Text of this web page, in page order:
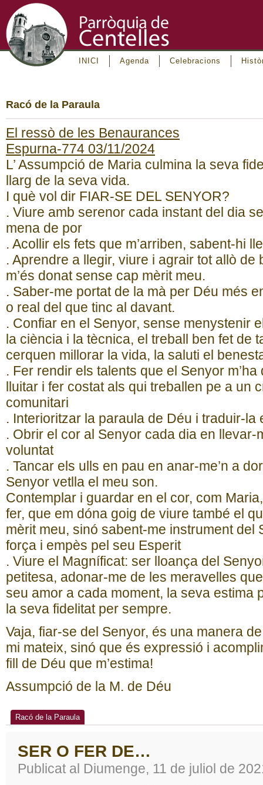
INICI Agenda Celebracions
Racó de la Paraula
El ressò de les Benaurances
Espurna-774 03/11/2024
L’ Assumpció de Maria culmina la seva
llarg de la seva vida.
I què vol dir FIAR-SE DEL SENYOR?
. Viure amb serenor cada instant del dia
mena de por
. Acollir els fets que m’arriben, sabent-hi
. Aprendre a llegir, viure i agrair tot allò de
m’és donat sense cap mèrit meu.
. Saber-me portat de la mà per Déu més
o real del que tinc al davant.
. Confiar en el Senyor, sense menystenir
la ciència i la tècnica, el treball ben fet de
cerquen millorar la vida, la saluti el
. Fer rendir els talents que el Senyor
lluitar i fer costat als qui treballen pe a un
comunitari
. Interioritzar la paraula de Déu i traduir-la
. Obrir el cor al Senyor cada dia en llevar-
voluntat
. Tancar els ulls en pau en anar-me’n a
Senyor vetlla el meu son.
Contemplar i guardar en el cor, com
fer, que em dóna goig de viure també el
mèrit meu, sinó sabent-me instrument del
força i empès pel seu Esperit
. Viure el Magníficat: ser lloança del
petitesa, adonar-me de les meravelles
seu amor a cada moment, la seva estima
la seva fidelitat per sempre.
Vaja, fiar-se del Senyor, és una manera
mi mateix, sinó que és expressió i
fill de Déu que m’estima!
Assumpció de la M. de Déu
Racó de la Paraula
SER O FER DE…
Publicat al Diumenge, 11 de juliol de